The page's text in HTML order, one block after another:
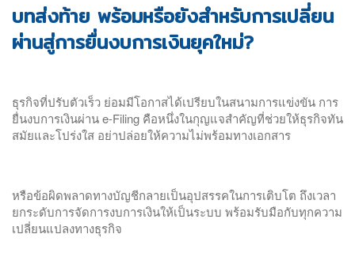
บทส่งท้าย พร้อมหรือยังสำหรับการเปลี่ยน
ผ่านสู่การยื่นงบการเงินยุคใหม่?
ธุรกิจที่ปรับตัวเร็ว ย่อมมีโอกาสได้เปรียบในสนามการแข่งขัน การ
ยื่นงบการเงินผ่าน e-Filing คือหนึ่งในกุญแจสำคัญที่ช่วยให้ธุรกิจทัน
สมัยและโปร่งใส อย่าปล่อยให้ความไม่พร้อมทางเอกสาร
หรือข้อผิดพลาดทางบัญชีกลายเป็นอุปสรรคในการเติบโต ถึงเวลา
ยกระดับการจัดการงบการเงินให้เป็นระบบ พร้อมรับมือกับทุกความ
เปลี่ยนแปลงทางธุรกิจ
ประเภทธุรกิจ: กิจกรรมเกี่ยวกับบัญชีการทำบัญชีการตรวจสอบ
บัญชีการให้คำปรึกษาด้านภาษีมีวัตถุประสงค์ของธุรกิจเพื่อ